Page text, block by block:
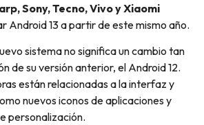
Sony, Tecno, Vivo y Xiaomi
Android 13 a partir de este mismo año.
sistema no significa un cambio tan
de su versión anterior, el Android 12.
están relacionadas a la interfaz y
nuevos iconos de aplicaciones y
personalización.